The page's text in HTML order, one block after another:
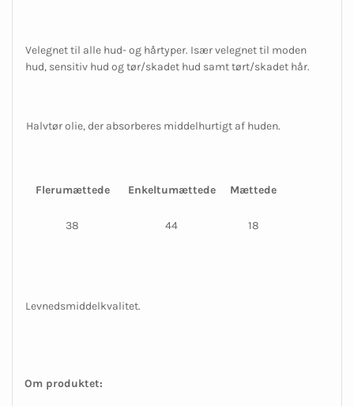
Velegnet til alle hud- og hårtyper. Især velegnet til moden
hud, sensitiv hud og tør/skadet hud samt tørt/skadet hår.
Halvtør olie, der absorberes middelhurtigt af huden.
Flerumættede Enkeltumættede Mættede
38 44 18
Levnedsmiddelkvalitet.
Om produktet: